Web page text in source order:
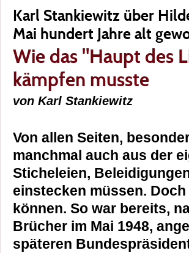
Karl Stankiewitz über
Mai hundert Jahre alt
Wie das "Haupt des
kämpfen musste
von Karl Stankiewitz
Von allen Seiten,
manchmal auch aus der
Sticheleien,
einstecken müssen.
können. So war bereits,
Brücher im Mai 1948,
späteren